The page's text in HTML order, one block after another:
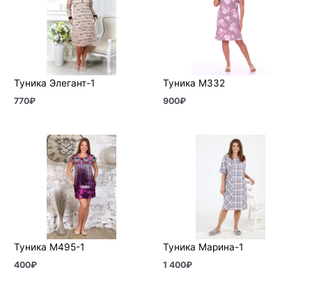
Туника Элегант-1
770₽
Туника М332
900₽
Туника М495-1
400₽
Туника Марина-1
1 400₽